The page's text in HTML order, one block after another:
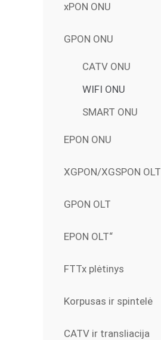
xPON ONU
GPON ONU
CATV ONU
WIFI ONU
SMART ONU
EPON ONU
XGPON/XGSPON OLT
GPON OLT
EPON OLT“
FTTx plėtinys
Korpusas ir spintelė
CATV ir transliacija